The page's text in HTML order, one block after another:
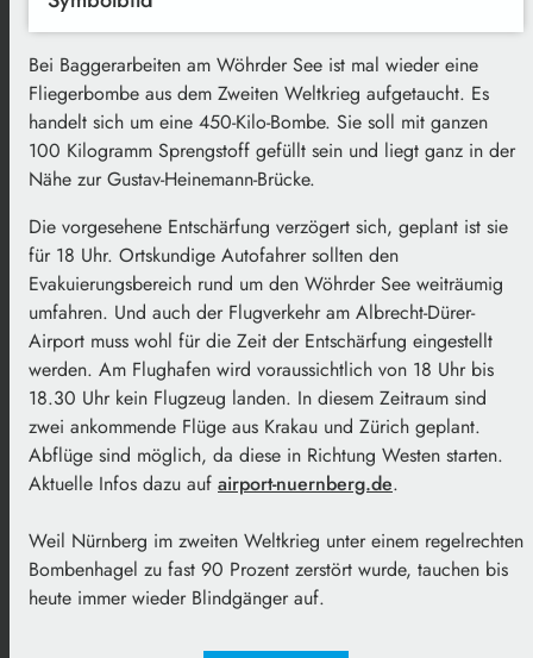
Bei Baggerarbeiten am Wöhrder See ist mal wieder eine
Fliegerbombe aus dem Zweiten Weltkrieg aufgetaucht. Es
handelt sich um eine 450-Kilo-Bombe. Sie soll mit ganzen
100 Kilogramm Sprengstoff gefüllt sein und liegt ganz in der
Nähe zur Gustav-Heinemann-Brücke.
Die vorgesehene Entschärfung verzögert sich, geplant ist sie
für 18 Uhr. Ortskundige Autofahrer sollten den
Evakuierungsbereich rund um den Wöhrder See weiträumig
umfahren. Und auch der Flugverkehr am Albrecht-Dürer-
Airport muss wohl für die Zeit der Entschärfung eingestellt
werden. Am Flughafen wird voraussichtlich von 18 Uhr bis
18.30 Uhr kein Flugzeug landen. In diesem Zeitraum sind
zwei ankommende Flüge aus Krakau und Zürich geplant.
Abflüge sind möglich, da diese in Richtung Westen starten.
Aktuelle Infos dazu auf airport-nuernberg.de.
Weil Nürnberg im zweiten Weltkrieg unter einem regelrechten
Bombenhagel zu fast 90 Prozent zerstört wurde, tauchen bis
heute immer wieder Blindgänger auf.